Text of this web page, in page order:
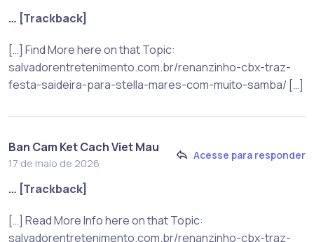
… [Trackback]
[…] Find More here on that Topic:
salvadorentretenimento.com.br/renanzinho-cbx-traz-
festa-saideira-para-stella-mares-com-muito-samba/ […]
Ban Cam Ket Cach Viet Mau
17 de maio de 2026
Acesse para responder
… [Trackback]
[…] Read More Info here on that Topic:
salvadorentretenimento.com.br/renanzinho-cbx-traz-